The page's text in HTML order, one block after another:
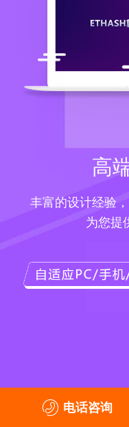
高
丰富的设计经验
为您提
电话咨询